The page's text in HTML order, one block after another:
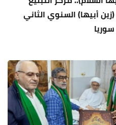
أبيها) السنوي الثاني